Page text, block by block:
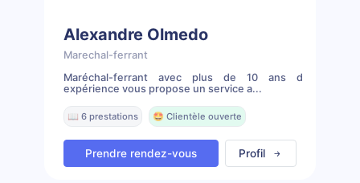
Alexandre Olmedo
Marechal-ferrant
Maréchal-ferrant avec plus de 10 ans d
expérience vous propose un service a...
📖 6 prestations 🤩 Clientèle ouverte
Prendre rendez-vous Profil